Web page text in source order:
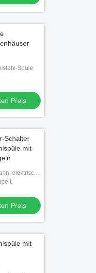
Spüle
Preis
Schalter
mit
elektrische
Anti-
Preis
mit